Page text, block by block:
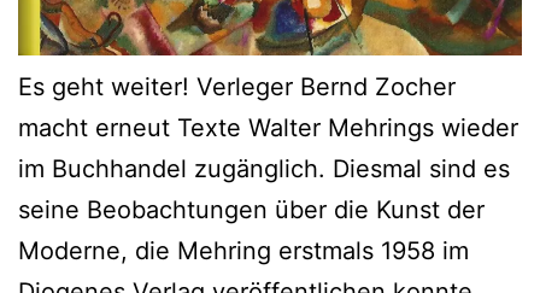
Es geht weiter! Verleger Bernd Zocher
macht erneut Texte Walter Mehrings wieder
im Buchhandel zugänglich. Diesmal sind es
seine Beobachtungen über die Kunst der
Moderne, die Mehring erstmals 1958 im